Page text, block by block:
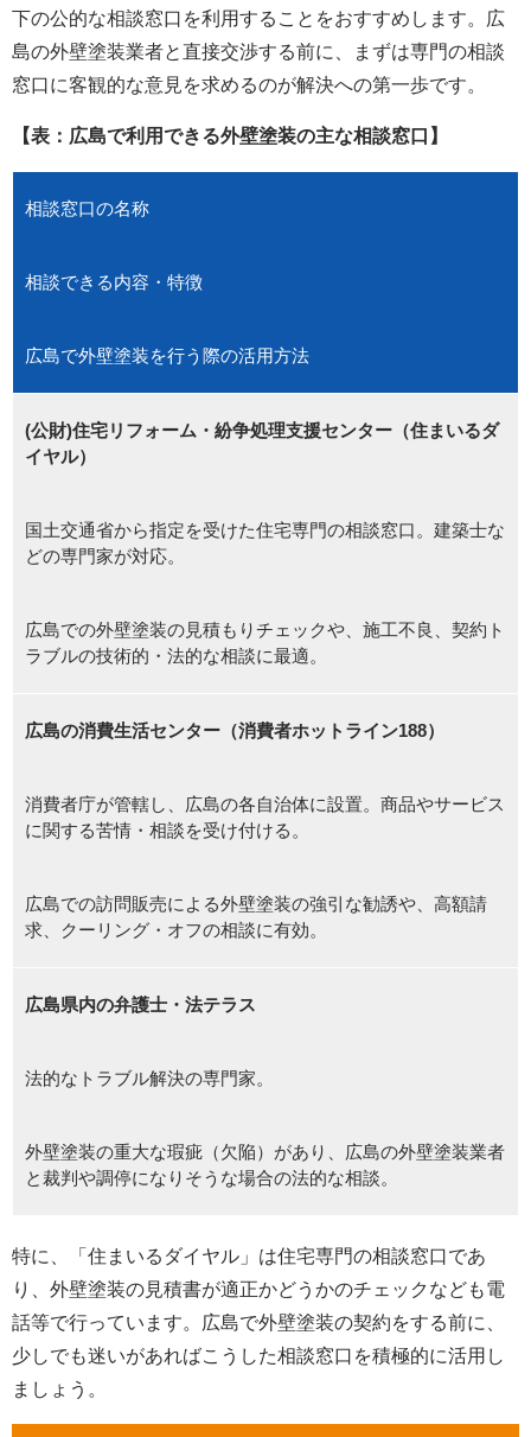
下の公的な相談窓口を利用することをおすすめします。広
島の外壁塗装業者と直接交渉する前に、まずは専門の相談
窓口に客観的な意見を求めるのが解決への第一歩です。
【表：広島で利用できる外壁塗装の主な相談窓口】
相談窓口の名称
相談できる内容・特徴
広島で外壁塗装を行う際の活用方法
(公財)住宅リフォーム・紛争処理支援センター（住まいるダ
イヤル）
国土交通省から指定を受けた住宅専門の相談窓口。建築士な
どの専門家が対応。
広島での外壁塗装の見積もりチェックや、施工不良、契約ト
ラブルの技術的・法的な相談に最適。
広島の消費生活センター（消費者ホットライン188）
消費者庁が管轄し、広島の各自治体に設置。商品やサービス
に関する苦情・相談を受け付ける。
広島での訪問販売による外壁塗装の強引な勧誘や、高額請
求、クーリング・オフの相談に有効。
広島県内の弁護士・法テラス
法的なトラブル解決の専門家。
外壁塗装の重大な瑕疵（欠陥）があり、広島の外壁塗装業者
と裁判や調停になりそうな場合の法的な相談。
特に、「住まいるダイヤル」は住宅専門の相談窓口であ
り、外壁塗装の見積書が適正かどうかのチェックなども電
話等で行っています。広島で外壁塗装の契約をする前に、
少しでも迷いがあればこうした相談窓口を積極的に活用し
ましょう。